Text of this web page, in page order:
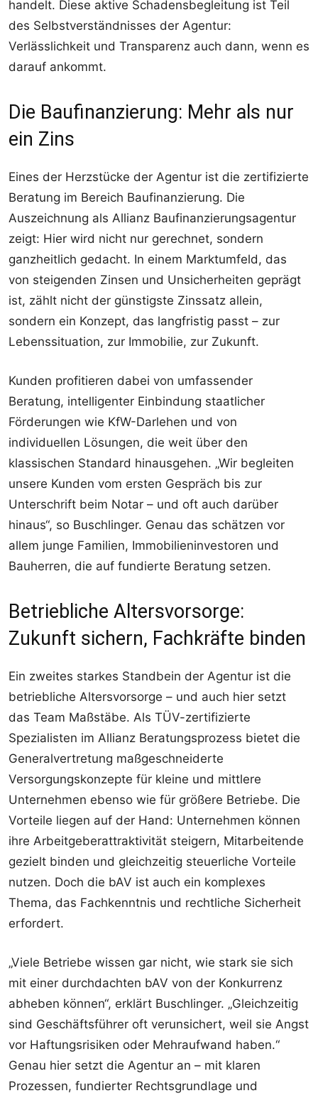
handelt. Diese aktive Schadensbegleitung ist Teil
des Selbstverständnisses der Agentur:
Verlässlichkeit und Transparenz auch dann, wenn es
darauf ankommt.
Die Baufinanzierung: Mehr als nur
ein Zins
Eines der Herzstücke der Agentur ist die zertifizierte
Beratung im Bereich Baufinanzierung. Die
Auszeichnung als Allianz Baufinanzierungsagentur
zeigt: Hier wird nicht nur gerechnet, sondern
ganzheitlich gedacht. In einem Marktumfeld, das
von steigenden Zinsen und Unsicherheiten geprägt
ist, zählt nicht der günstigste Zinssatz allein,
sondern ein Konzept, das langfristig passt – zur
Lebenssituation, zur Immobilie, zur Zukunft.
Kunden profitieren dabei von umfassender
Beratung, intelligenter Einbindung staatlicher
Förderungen wie KfW-Darlehen und von
individuellen Lösungen, die weit über den
klassischen Standard hinausgehen. „Wir begleiten
unsere Kunden vom ersten Gespräch bis zur
Unterschrift beim Notar – und oft auch darüber
hinaus“, so Buschlinger. Genau das schätzen vor
allem junge Familien, Immobilieninvestoren und
Bauherren, die auf fundierte Beratung setzen.
Betriebliche Altersvorsorge:
Zukunft sichern, Fachkräfte binden
Ein zweites starkes Standbein der Agentur ist die
betriebliche Altersvorsorge – und auch hier setzt
das Team Maßstäbe. Als TÜV-zertifizierte
Spezialisten im Allianz Beratungsprozess bietet die
Generalvertretung maßgeschneiderte
Versorgungskonzepte für kleine und mittlere
Unternehmen ebenso wie für größere Betriebe. Die
Vorteile liegen auf der Hand: Unternehmen können
ihre Arbeitgeberattraktivität steigern, Mitarbeitende
gezielt binden und gleichzeitig steuerliche Vorteile
nutzen. Doch die bAV ist auch ein komplexes
Thema, das Fachkenntnis und rechtliche Sicherheit
erfordert.
„Viele Betriebe wissen gar nicht, wie stark sie sich
mit einer durchdachten bAV von der Konkurrenz
abheben können“, erklärt Buschlinger. „Gleichzeitig
sind Geschäftsführer oft verunsichert, weil sie Angst
vor Haftungsrisiken oder Mehraufwand haben.“
Genau hier setzt die Agentur an – mit klaren
Prozessen, fundierter Rechtsgrundlage und